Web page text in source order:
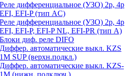
Реле дифференциальное (УЗО) 2р, 4р
EFI, EFI-P (тип AС)
Реле дифференциальное (УЗО) 2р, 4р
EFI, EFI-P, EFI-P NL, EFI-PR (тип A)
Блоки диф. реле DIFO
Диффер. автоматические выкл. KZS
1M SUP (верхн.подкл.)
Диффер. автоматические выкл. KZS-
1M (нижн. подключ.)